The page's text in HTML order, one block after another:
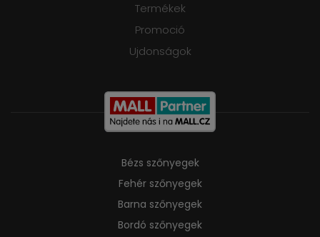
Termékek
Promoció
Ujdonságok
Bézs szőnyegek
Fehér szőnyegek
Barna szőnyegek
Bordó szőnyegek